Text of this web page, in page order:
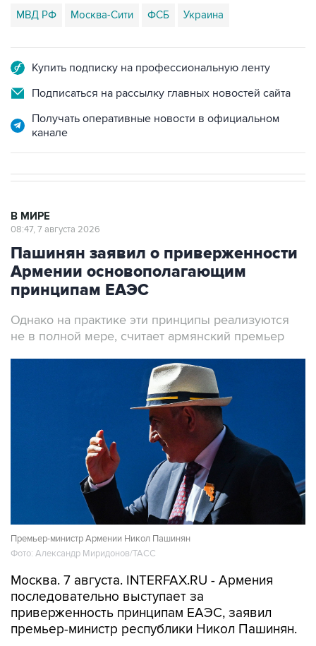
МВД РФ Москва-Сити ФСБ Украина
Купить подписку на профессиональную ленту
Подписаться на рассылку главных новостей сайта
Получать оперативные новости в официальном
канале
В МИРЕ
08:47, 7 августа 2026
Пашинян заявил о приверженности
Армении основополагающим
принципам ЕАЭС
Однако на практике эти принципы реализуются
не в полной мере, считает армянский премьер
Премьер-министр Армении Никол Пашинян
Фото: Александр Миридонов/ТАСС
Москва. 7 августа. INTERFAX.RU - Армения
последовательно выступает за
приверженность принципам ЕАЭС, заявил
премьер-министр республики Никол Пашинян.